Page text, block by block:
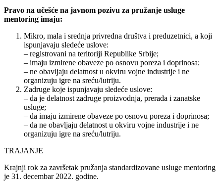
Pravo na učešće na javnom pozivu za pružanje usluge
mentoring imaju:
Mikro, mala i srednja privredna društva i preduzetnici, a koji
ispunjavaju sledeće uslove:
– registrovani na teritoriji Republike Srbije;
– imaju izmirene obaveze po osnovu poreza i doprinosa;
– ne obavljaju delatnost u okviru vojne industrije i ne
organizuju igre na sreću/lutriju.
Zadruge koje ispunjavaju sledeće uslove:
– da je delatnost zadruge proizvodnja, prerada i zanatske
usluge;
– da imaju izmirene obaveze po osnovu poreza i doprinosa;
– da ne obavljaju delatnost u okviru vojne industrije i ne
organizuju igre na sreću/lutriju.
TRAJANJE
Krajnji rok za završetak pružanja standardizovane usluge mentoring
je 31. decembar 2022. godine.